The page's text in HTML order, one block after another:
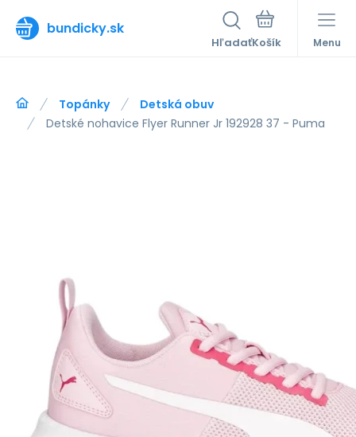
bundicky.sk
Hľadať Menu
Topánky
Detská obuv
Detské nohavice Flyer Runner Jr 192928 37 - Puma